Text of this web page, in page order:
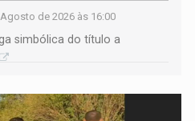
de 2026 às 16:00
simbólica do título a